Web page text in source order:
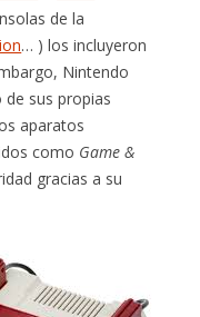
de la
… ) los incluyeron
Nintendo
sus propias
aparatos
como Game &
gracias a su